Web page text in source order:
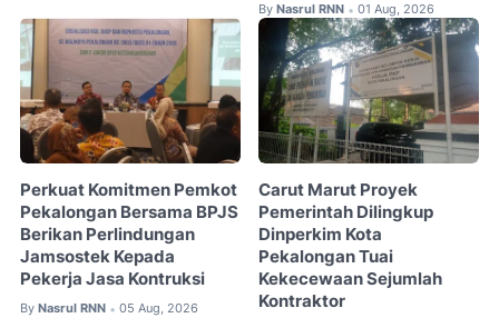
By Nasrul RNN • 01 Aug, 2026
Perkuat Komitmen Pemkot
Pekalongan Bersama BPJS
Berikan Perlindungan
Jamsostek Kepada
Pekerja Jasa Kontruksi
By Nasrul RNN • 05 Aug, 2026
Carut Marut Proyek
Pemerintah Dilingkup
Dinperkim Kota
Pekalongan Tuai
Kekecewaan Sejumlah
Kontraktor